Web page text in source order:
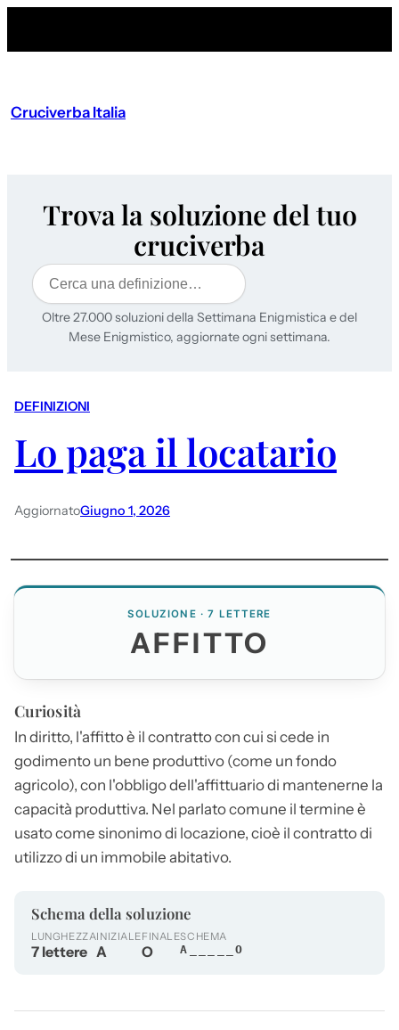
Cruciverba Italia
Trova la soluzione del tuo
cruciverba
Cerca
Oltre 27.000 soluzioni della Settimana Enigmistica e del
Mese Enigmistico, aggiornate ogni settimana.
DEFINIZIONI
Lo paga il locatario
AggiornatoGiugno 1, 2026
SOLUZIONE · 7 LETTERE
AFFITTO
Curiosità
In diritto, l'affittoè il contratto con cui si cede in
godimento un bene produttivo (come un fondo
agricolo), con l'obbligo dell'affittuario di mantenerne la
capacità produttiva. Nel parlato comune il termine è
usato come sinonimo di locazione, cioè il contratto di
utilizzo di un immobile abitativo.
Schema della soluzione
LUNGHEZZA
7 lettere
INIZIALE
A
FINALE
O
SCHEMA
A_____O